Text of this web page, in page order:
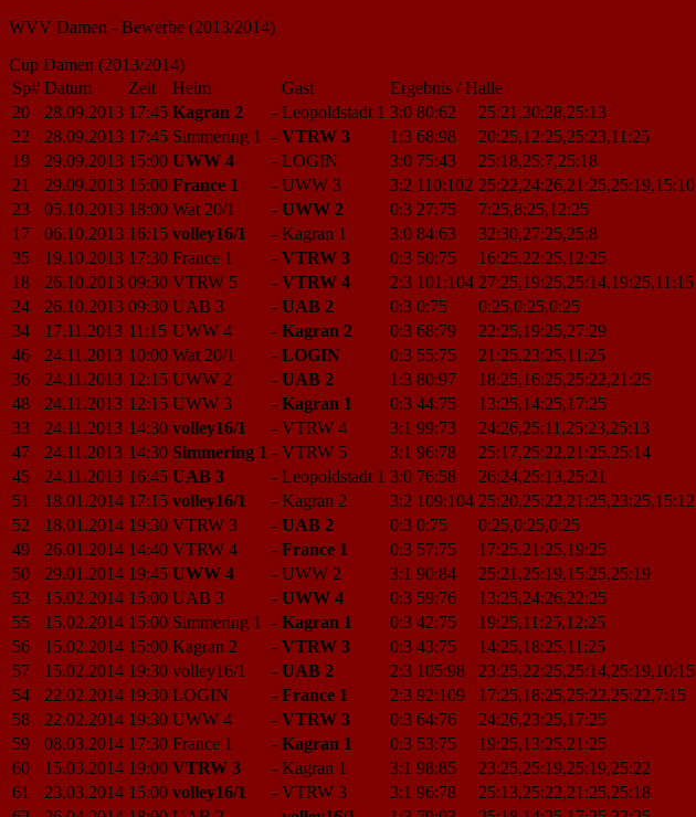
WVV Damen - Bewerbe (2013/2014)
Cup Damen (2013/2014)
Sp# Datum Zeit Heim Gast
Ergebnis / Halle
20
28.09.2013 17:45 Kagran 2 - Leopoldstadt 1 3:0 80:62
25:21,30:28,25:13
22
28.09.2013 17:45 Simmering 1 - VTRW 3 1:3 68:98
20:25,12:25,25:23,11:25
19
29.09.2013 15:00 UWW 4 - LOGIN 3:0 75:43
25:18,25:7,25:18
21
29.09.2013 15:00 France 1 - UWW 3 3:2 110:102 25:22,24:26,21:25,25:19,15:10
23
05.10.2013 18:00 Wat 20/1 - UWW 2 0:3 27:75
7:25,8:25,12:25
17
06.10.2013 16:15 volley16/1 - Kagran 1 3:0 84:63
32:30,27:25,25:8
35
19.10.2013 17:30 France 1 - VTRW 3 0:3 50:75
16:25,22:25,12:25
18
26.10.2013 09:30 VTRW 5 - VTRW 4 2:3 101:104 27:25,19:25,25:14,19:25,11:15
24
26.10.2013 09:30 UAB 3 - UAB 2 0:3 0:75
0:25,0:25,0:25
34
17.11.2013 11:15 UWW 4 - Kagran 2 0:3 68:79
22:25,19:25,27:29
46
24.11.2013 10:00 Wat 20/1 - LOGIN 0:3 55:75
21:25,23:25,11:25
36
24.11.2013 12:15 UWW 2 - UAB 2 1:3 80:97
18:25,16:25,25:22,21:25
48
24.11.2013 12:15 UWW 3 - Kagran 1 0:3 44:75
13:25,14:25,17:25
33
24.11.2013 14:30 volley16/1 - VTRW 4 3:1 99:73
24:26,25:11,25:23,25:13
47
24.11.2013 14:30 Simmering 1 - VTRW 5 3:1 96:78
25:17,25:22,21:25,25:14
45
24.11.2013 16:45 UAB 3 - Leopoldstadt 1 3:0 76:58
26:24,25:13,25:21
51
18.01.2014 17:15 volley16/1 - Kagran 2 3:2 109:104 25:20,25:22,21:25,23:25,15:12
52
18.01.2014 19:30 VTRW 3 - UAB 2 0:3 0:75
0:25,0:25,0:25
49
26.01.2014 14:40 VTRW 4 - France 1 0:3 57:75
17:25,21:25,19:25
50
29.01.2014 19:45 UWW 4 - UWW 2 3:1 90:84
25:21,25:19,15:25,25:19
53
15.02.2014 15:00 UAB 3 - UWW 4 0:3 59:76
13:25,24:26,22:25
55
15.02.2014 15:00 Simmering 1 - Kagran 1 0:3 42:75
19:25,11:25,12:25
56
15.02.2014 15:00 Kagran 2 - VTRW 3 0:3 43:75
14:25,18:25,11:25
57
15.02.2014 19:30 volley16/1 - UAB 2 2:3 105:98
23:25,22:25,25:14,25:19,10:15
54
22.02.2014 19:30 LOGIN - France 1 2:3 92:109
17:25,18:25,25:22,25:22,7:15
58
22.02.2014 19:30 UWW 4 - VTRW 3 0:3 64:76
24:26,23:25,17:25
59
08.03.2014 17:30 France 1 - Kagran 1 0:3 53:75
19:25,13:25,21:25
60
15.03.2014 19:00 VTRW 3 - Kagran 1 3:1 98:85
23:25,25:19,25:19,25:22
61
23.03.2014 15:00 volley16/1 - VTRW 3 3:1 96:78
25:13,25:22,21:25,25:18